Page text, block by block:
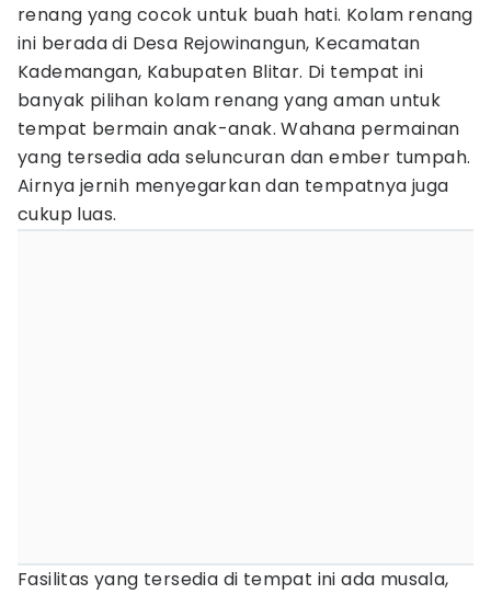
renang yang cocok untuk buah hati. Kolam renang
ini berada di Desa Rejowinangun, Kecamatan
Kademangan, Kabupaten Blitar. Di tempat ini
banyak pilihan kolam renang yang aman untuk
tempat bermain anak-anak. Wahana permainan
yang tersedia ada seluncuran dan ember tumpah.
Airnya jernih menyegarkan dan tempatnya juga
cukup luas.
Fasilitas yang tersedia di tempat ini ada musala,